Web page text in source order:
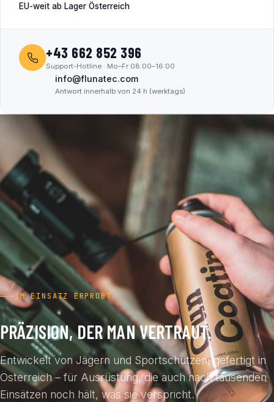
EU-weit ab Lager Österreich
+43 662 852 396
Support-Hotline · Mo–Fr 08:00–16:00
info@flunatec.com
Antwort innerhalb von 24 h (werktags)
IM EINSATZ ERPROBT
PRÄZISION, DER MAN VERTRAUT.
Entwickelt von Jägern und Sportschützen, gefertigt in
Österreich – für Ausrüstung, die auch nach tausenden
Einsätzen noch hält, was sie verspricht.